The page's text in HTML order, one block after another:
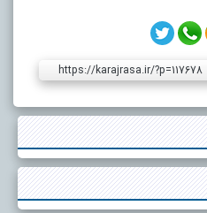
https://karajrasa.ir/?p=117678